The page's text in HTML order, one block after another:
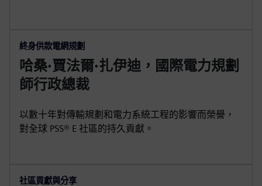
終身供款電網規劃
哈桑·賈法爾·扎伊迪，國際電力規劃
師行政總裁
以數十年對傳輸規劃和電力系統工程的影響而榮譽，
對全球 PSS® E 社區的持久貢獻。
社區貢獻與分享